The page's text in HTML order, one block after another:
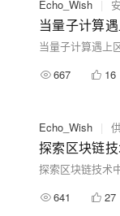
Echo_Wish |
当量子计算
当量子计算遇上
667
16
Echo_Wish |
探索区块链
探索区块链技术
641
27